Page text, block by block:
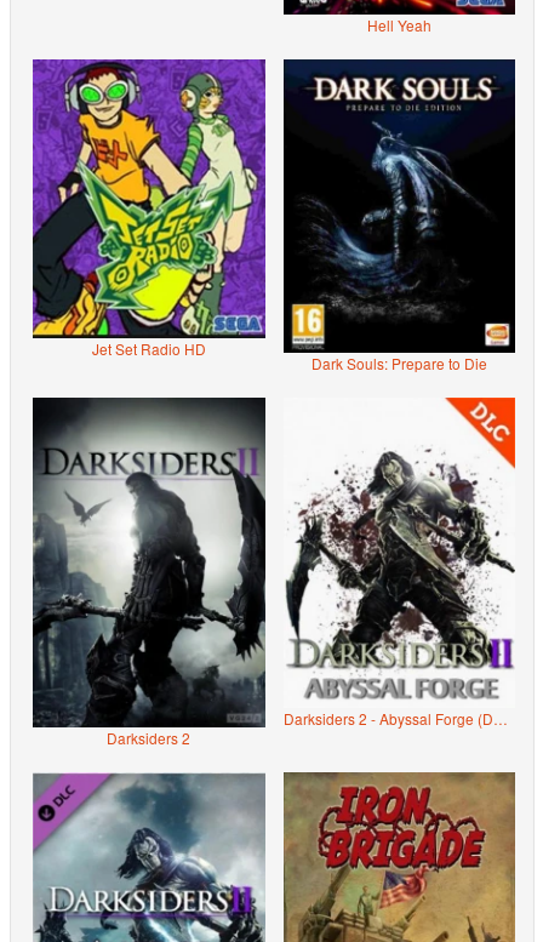
Hell Yeah
Jet Set Radio HD
Dark Souls: Prepare to Die
Darksiders 2
Darksiders 2 - Abyssal Forge (DLC)